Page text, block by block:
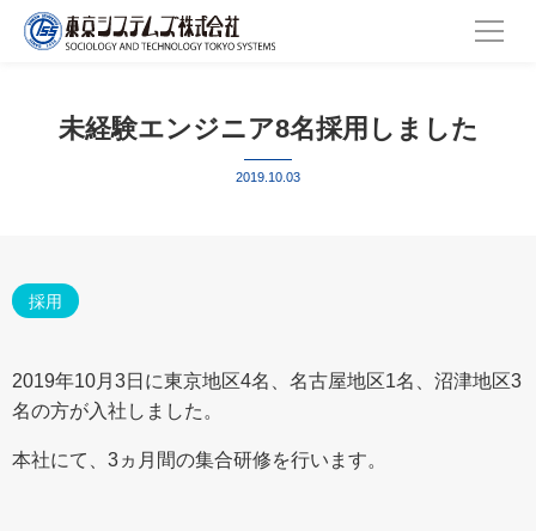
未経験エンジニア8名採用しました
2019.10.03
採用
2019年10月3日に東京地区4名、名古屋地区1名、沼津地区3
名の方が入社しました。
本社にて、3ヵ月間の集合研修を行います。